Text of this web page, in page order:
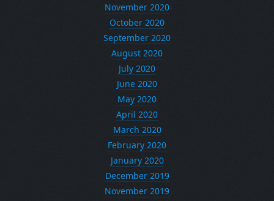
November 2020
October 2020
September 2020
August 2020
July 2020
June 2020
May 2020
April 2020
March 2020
February 2020
January 2020
December 2019
November 2019